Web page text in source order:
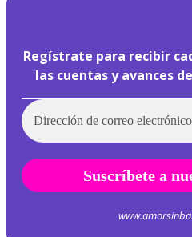
Regístrate para recibir
las cuentas y avances